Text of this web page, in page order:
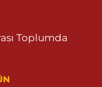
Toplumda